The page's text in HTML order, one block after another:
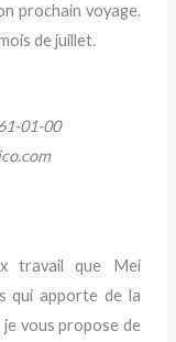
prochain voyage.
de juillet.
01-00
travail que Mei
qui apporte de la
vous propose de